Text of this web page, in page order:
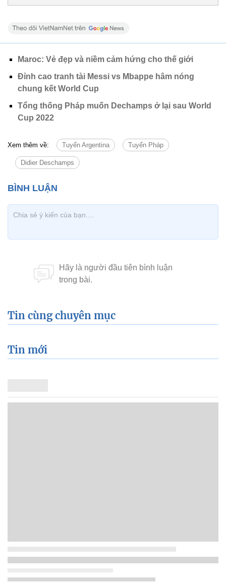
Maroc: Vẻ đẹp và niềm cảm hứng cho thế giới
Đỉnh cao tranh tài Messi vs Mbappe hâm nóng
chung kết World Cup
Tổng thống Pháp muốn Dechamps ở lại sau World
Cup 2022
Xem thêm về: Tuyển Argentina Tuyển Pháp
Didier Deschamps
Tin cùng chuyên mục
Tin mới